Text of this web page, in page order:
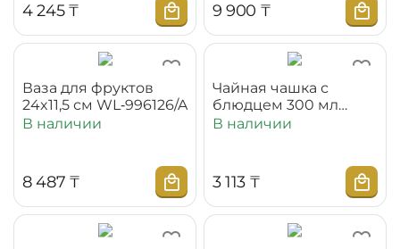
4 245 ₸ 9 900 ₸
Ваза для фруктов
24x11,5 см WL‑996126/A
В наличии
8 487 ₸
Чайная чашка с
блюдцем 300 мл
WL‑993190/AB
В наличии
3 113 ₸